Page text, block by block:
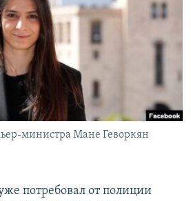
министра Мане Геворкян
потребовал от полиции